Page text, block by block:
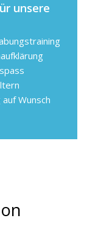
unsere
Wunsch